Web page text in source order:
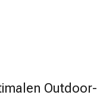
Outdoor-